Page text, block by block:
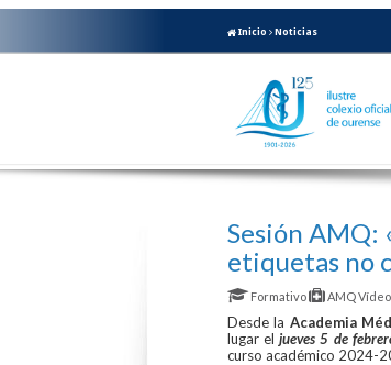
Inicio Noticias
Sesión AMQ:
etiquetas no
Formativo AMQ
Desde la Academia
lugar eljueves 5 de
curso académico 2024-